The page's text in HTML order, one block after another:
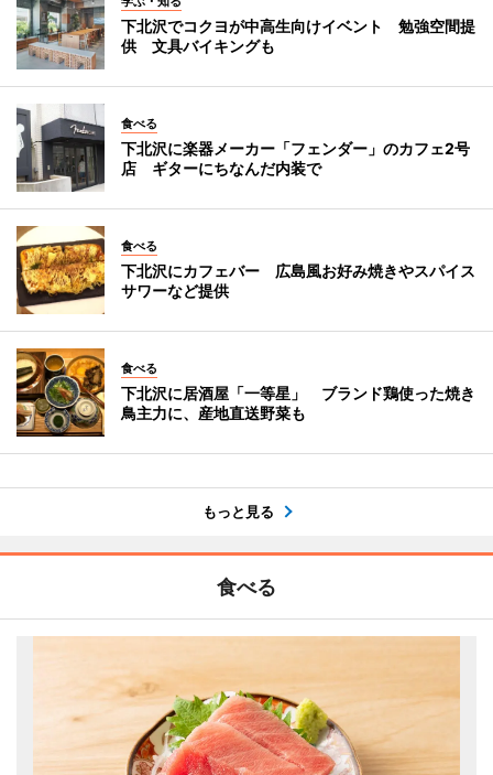
下北沢でコクヨが中高生向けイベント 勉強空間提
供 文具バイキングも
食べる
下北沢に楽器メーカー「フェンダー」のカフェ2号
店 ギターにちなんだ内装で
食べる
下北沢にカフェバー 広島風お好み焼きやスパイス
サワーなど提供
食べる
下北沢に居酒屋「一等星」 ブランド鶏使った焼き
鳥主力に、産地直送野菜も
もっと見る
食べる